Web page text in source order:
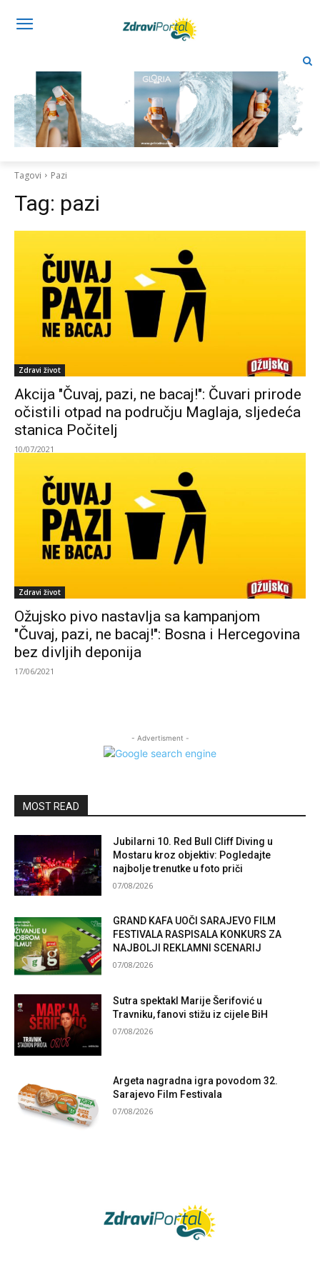
Tagovi Pazi
Tag: pazi
Zdravi život
Akcija "Čuvaj, pazi, ne bacaj!": Čuvari prirode
očistili otpad na području Maglaja, sljedeća
stanica Počitelj
10/07/2021
Zdravi život
Ožujsko pivo nastavlja sa kampanjom
"Čuvaj, pazi, ne bacaj!": Bosna i Hercegovina
bez divljih deponija
17/06/2021
- Advertisment -
MOST READ
Jubilarni 10. Red Bull Cliff Diving u
Mostaru kroz objektiv: Pogledajte
najbolje trenutke u foto priči
07/08/2026
GRAND KAFA UOČI SARAJEVO FILM
FESTIVALA RASPISALA KONKURS ZA
NAJBOLJI REKLAMNI SCENARIJ
07/08/2026
Sutra spektakl Marije Šerifović u
Travniku, fanovi stižu iz cijele BiH
07/08/2026
Argeta nagradna igra povodom 32.
Sarajevo Film Festivala
07/08/2026